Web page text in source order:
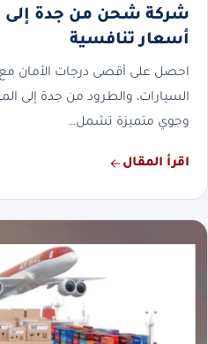
أسعار تنافسية
احصل على أقصى درجات الأمان مع
السيارات، والطرود من جدة إلى
وجوي متميزة تشمل…
اقرأ المقال